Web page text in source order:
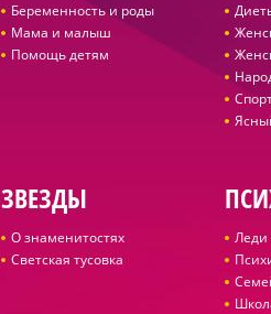
Беременность и роды
Мама и малыш
Помощь детям
ЗВЕЗДЫ
О знаменитостях
Светская тусовка
Леди